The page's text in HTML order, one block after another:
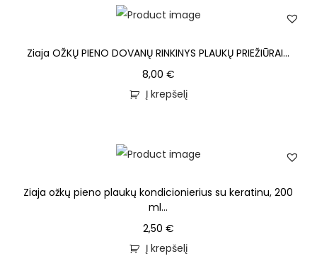
Ziaja OŽKŲ PIENO DOVANŲ RINKINYS PLAUKŲ PRIEŽIŪRAI...
8,00 €
Į krepšelį
Ziaja ožkų pieno plaukų kondicionierius su keratinu, 200
ml...
2,50 €
Į krepšelį